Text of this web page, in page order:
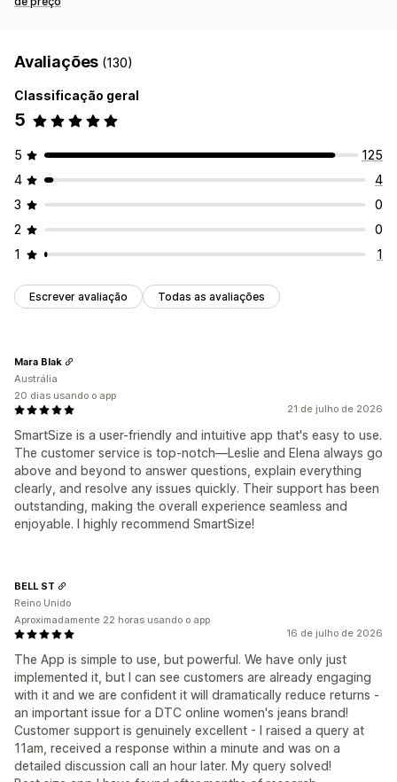
Avaliações (130)
Classificação geral
5
5
125
4
4
3
0
2
0
1
1
Escrever avaliação Todas as avaliações
21 de julho de 2026
SmartSize is a user-friendly and intuitive app that's easy to use.
The customer service is top-notch—Leslie and Elena always go
above and beyond to answer questions, explain everything
clearly, and resolve any issues quickly. Their support has been
outstanding, making the overall experience seamless and
enjoyable. I highly recommend SmartSize!
Mara Blak
Austrália
20 dias usando o app
16 de julho de 2026
The App is simple to use, but powerful. We have only just
implemented it, but I can see customers are already engaging
with it and we are confident it will dramatically reduce returns -
an important issue for a DTC online women's jeans brand!
Customer support is genuinely excellent - I raised a query at
11am, received a response within a minute and was on a
detailed discussion call an hour later. My query solved!
BELL ST
Reino Unido
Aproximadamente 22 horas usando o app